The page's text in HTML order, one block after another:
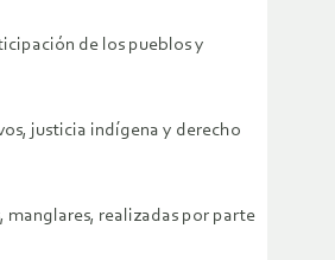
de los pueblos y
justicia indígena y derecho
manglares, realizadas por parte